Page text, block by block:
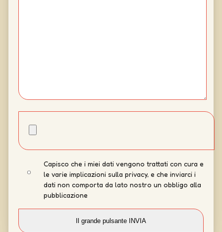
Capisco che i miei dati vengono trattati con cura e
le varie implicazioni sulla privacy, e che inviarci i
dati non comporta da lato nostro un obbligo alla
pubblicazione